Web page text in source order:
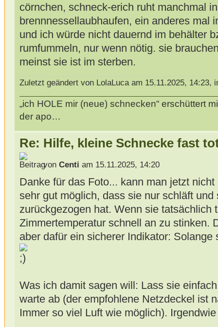
cörnchen, schneck-erich ruht manchmal
brennnessellaubhaufen, ein anderes mal
und ich würde nicht dauernd im behälter
rumfummeln, nur wenn nötig. sie
meinst sie ist im sterben.
Zuletzt geändert von LolaLuca am 15.11.2025, 14:23,
„ich HOLE mir (neue) schnecken“ erschüttert
der apo…
Re: Hilfe, kleine Schnecke fast
von Centi am 15.11.2025, 14:20
Danke für das Foto... kann man jetzt
sehr gut möglich, dass sie nur schläft und
zurückgezogen hat. Wenn sie tatsächlich
Zimmertemperatur schnell an zu stinken.
aber dafür ein sicherer Indikator: Solange
Was ich damit sagen will: Lass sie
warte ab (der empfohlene Netzdeckel ist
Immer so viel Luft wie möglich).